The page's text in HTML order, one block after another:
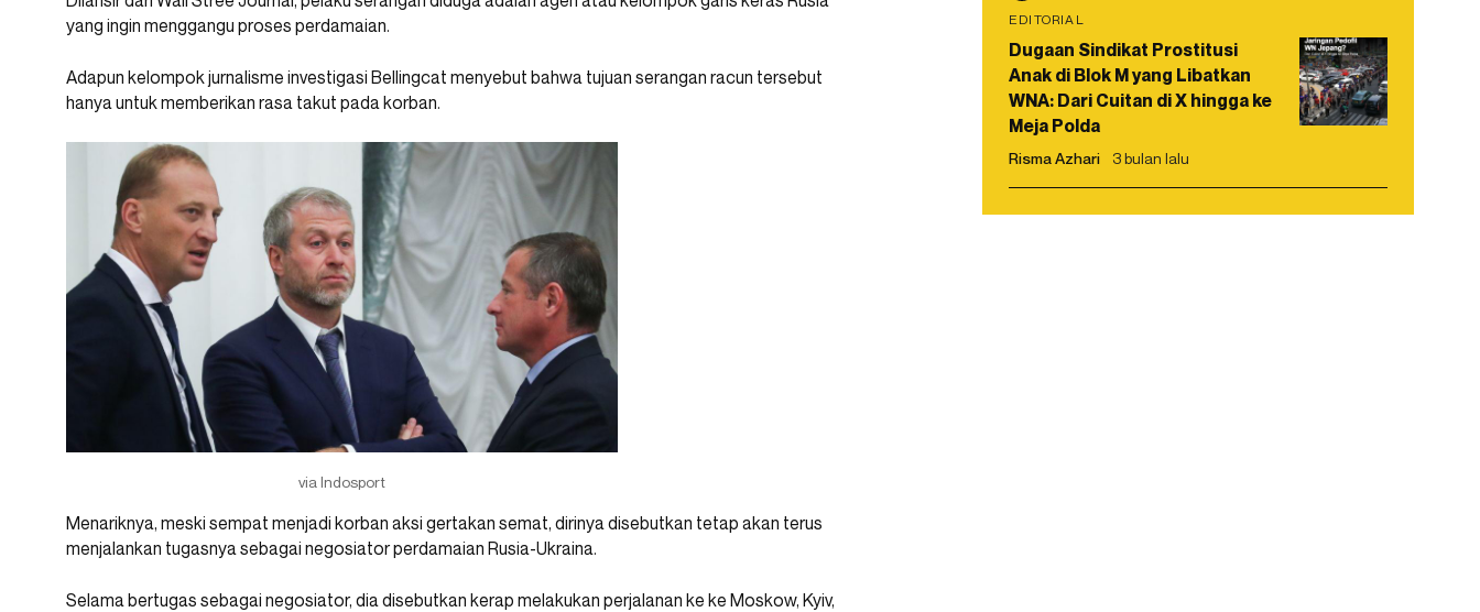
yang ingin menggangu proses perdamaian.
Adapun kelompok jurnalisme investigasi Bellingcat menyebut bahwa tujuan serangan racun tersebut
hanya untuk memberikan rasa takut pada korban.
via Indosport
Menariknya, meski sempat menjadi korban aksi gertakan semat, dirinya disebutkan tetap akan terus
menjalankan tugasnya sebagai negosiator perdamaian Rusia-Ukraina.
Selama bertugas sebagai negosiator, dia disebutkan kerap melakukan perjalanan ke ke Moskow, Kyiv,
EDITORIAL
Dugaan Sindikat Prostitusi
Anak di Blok M yang Libatkan
WNA: Dari Cuitan di X hingga ke
Meja Polda
Risma Azhari 3 bulan lalu